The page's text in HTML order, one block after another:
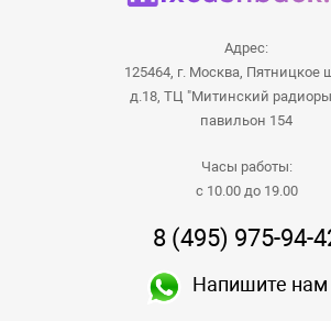
Адрес:
125464, г. Москва, Пятницкое
д.18, ТЦ "Митинский
павильон 154
Часы работы:
с 10.00 до 19.00
8 (495) 975-94-
Напишите нам